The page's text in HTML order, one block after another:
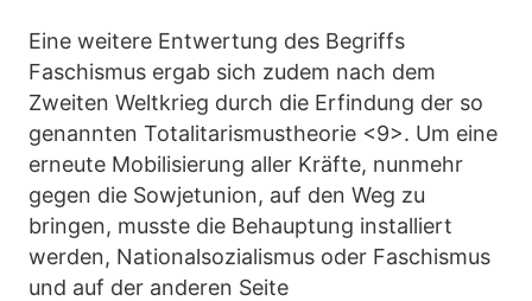
Eine weitere Entwertung des Begriffs
Faschismus ergab sich zudem nach dem
Zweiten Weltkrieg durch die Erfindung der so
genannten Totalitarismustheorie <9>. Um eine
erneute Mobilisierung aller Kräfte, nunmehr
gegen die Sowjetunion, auf den Weg zu
bringen, musste die Behauptung installiert
werden, Nationalsozialismus oder Faschismus
und auf der anderen Seite